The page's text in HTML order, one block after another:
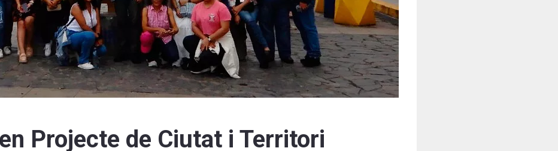
Projecte de Ciutat i Territori